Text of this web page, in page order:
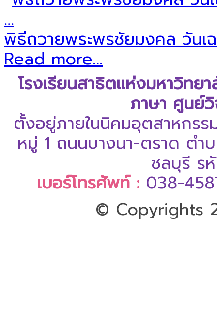
พิธีถวายพระพรชัยมงคล วันเ
Read more...
โรงเรียนสาธิตแห่งมหาวิทย
ภาษา ศูนย์
ตั้งอยู่ภายในนิคมอุตสาหกร
หมู่ 1 ถนนบางนา-ตราด ตำ
ชลบุรี ร
เบอร์โทรศัพท์ : 038-
© Copyrights